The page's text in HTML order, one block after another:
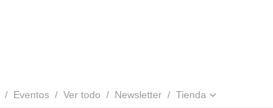
Eventos Ver todo Newsletter Tienda